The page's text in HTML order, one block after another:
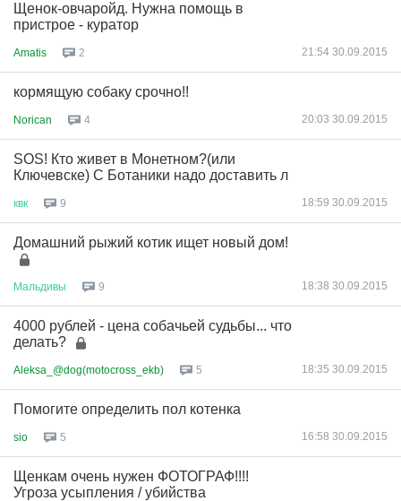
Щенок-овчаройд. Нужна помощь в
пристрое - куратор
Amatis 2 21:54 30.09.2015
кормящую собаку срочно!!
Norican 4 20:03 30.09.2015
SOS! Кто живет в Монетном?(или
Ключевске) С Ботаники надо доставить л
квк 9 18:59 30.09.2015
Домашний рыжий котик ищет новый дом!
Мальдивы 9 18:38 30.09.2015
4000 рублей - цена собачьей судьбы... что
делать?
Aleksa_@dog(motocross_ekb) 5 18:35 30.09.2015
Помогите определить пол котенка
sio 5 16:58 30.09.2015
Щенкам очень нужен ФОТОГРАФ!!!!
Угроза усыпления / убийства